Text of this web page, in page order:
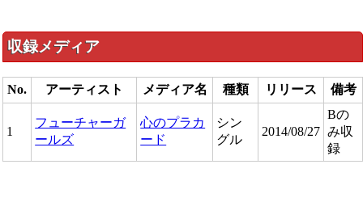
収録メディア
No. アーティスト メディア名 種類 リリース 備考
1
フューチャーガ
ールズ
心のプラカ
ード
シン
グル
2014/08/27
Bの
み収
録